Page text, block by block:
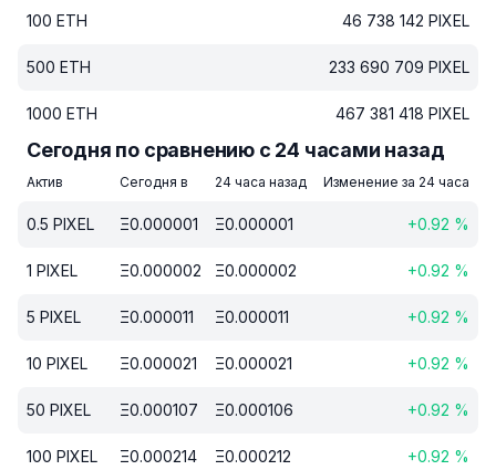
100 ETH 46 738 142 PIXEL
500 ETH 233 690 709 PIXEL
1000 ETH 467 381 418 PIXEL
Сегодня по сравнению с 24 часами назад
Актив Сегодня в 24 часа назад Изменение за 24 часа
0.5 PIXEL Ξ0.000001 Ξ0.000001 +0.92 %
1 PIXEL Ξ0.000002 Ξ0.000002 +0.92 %
5 PIXEL Ξ0.000011 Ξ0.000011 +0.92 %
10 PIXEL Ξ0.000021 Ξ0.000021 +0.92 %
50 PIXEL Ξ0.000107 Ξ0.000106 +0.92 %
100 PIXEL Ξ0.000214 Ξ0.000212 +0.92 %